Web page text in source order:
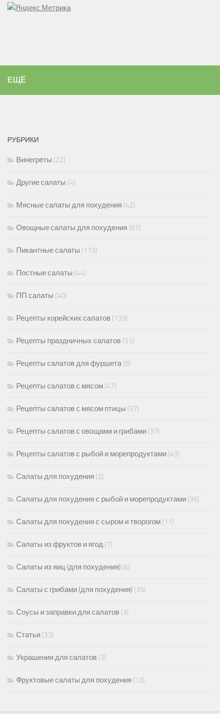
ЕЩЁ
РУБРИКИ
Винегреты (22)
Другие салаты (4)
Мясные салаты для похудения (42)
Овощные салаты для похудения (81)
Пикантные салаты (113)
Постные салаты (44)
ПП салаты (40)
Рецепты корейских салатов (133)
Рецепты праздничных салатов (51)
Рецепты салатов для фуршета(8)
Рецепты салатов с мясом (47)
Рецепты салатов с мясом птицы (57)
Рецепты салатов с овощами и грибами (37)
Рецепты салатов с рыбой и морепродуктами (43)
Салаты для похудения (2)
Салаты для похудения с рыбой и морепродуктами (36)
Салаты для похудения с сыром и творогом (11)
Салаты из фруктов и ягод (7)
Салаты из яиц (для похудения) (6)
Салаты с грибами (для похудения) (35)
Соусы и заправки для салатов (3)
Статьи (33)
Украшения для салатов (3)
Фруктовые салаты для похудения (13)